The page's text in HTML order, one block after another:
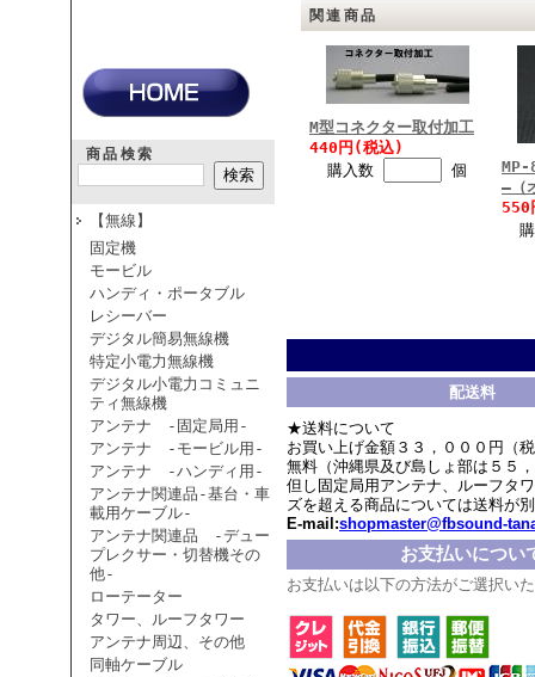
商品検索
【無線】
固定機
モービル
ハンディ・ポータブル
レシーバー
デジタル簡易無線機
特定小電力無線機
デジタル小電力コミュニ
ティ無線機
アンテナ -固定局用-
アンテナ -モービル用-
アンテナ -ハンディ用-
アンテナ関連品-基台・車
載用ケーブル-
アンテナ関連品 -デュー
プレクサー・切替機その
他-
ローテーター
タワー、ルーフタワー
アンテナ周辺、その他
同軸ケーブル
関連商品
M型コネクター取付加工
440円(税込)
購入数
個
―（
配送料
★送料について
お買い上げ金額３３，０００円（
無料（沖縄県及び島しょ部は５５
但し固定局用アンテナ、ルーフタ
ズを超える商品については送料が
E-mail:shopmaster@fbsound-
お支払いについ
お支払いは以下の方法がご選択い